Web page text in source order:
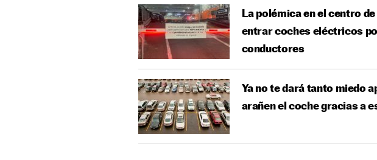
La polémica en el centro
entrar coches eléctricos
conductores
Ya no te dará tanto miedo
arañen el coche gracias a